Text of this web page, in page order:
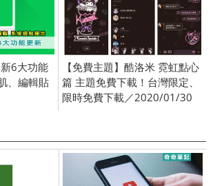
新6大功能
、編輯貼
【免費主題】酷洛米 霓虹點心
篇 主題免費下載！台灣限定、
限時免費下載／2020/01/30